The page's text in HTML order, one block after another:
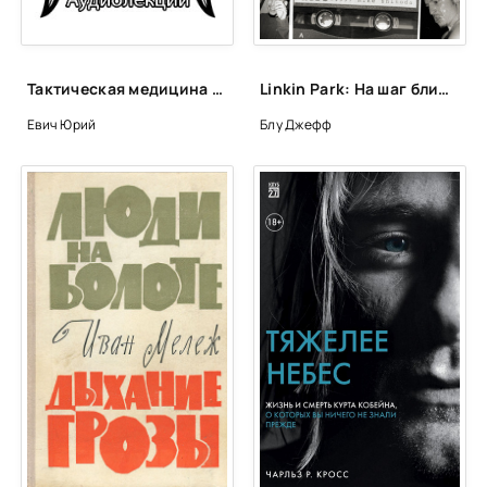
Тактическая медицина - Юрий Евич
Евич Юрий
Linkin Park: На шаг ближе. От Xero до группы #1: рождение легенды - Джефф Блу
Блу Джефф